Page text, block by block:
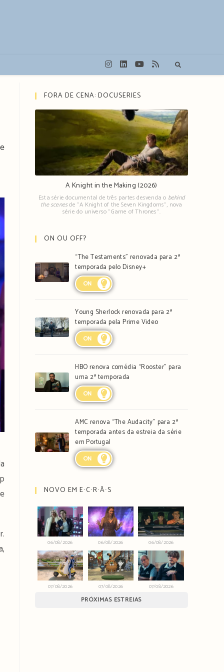
FORA DE CENA: DOCUSERIES
A Knight in the Making (2026)
Esta série documental de três partes desvenda o behind
the scenesde "A Knight of the Seven Kingdoms", nova
série do universo "Game of Thrones".
ON OU OFF?
“The Testaments” renovada para 2ª
temporada pelo Disney+
ON
Young Sherlock renovada para 2ª
temporada pela Prime Video
ON
HBO renova comédia “Rooster” para
uma 2ª temporada
ON
AMC renova “The Audacity” para 2ª
temporada antes da estreia da série
em Portugal
ON
NOVO EM E∙C∙R∙Ã∙S
06/08/2026 06/08/2026 06/08/2026
07/08/2026 07/08/2026 07/08/2026
PRÓXIMAS ESTREIAS